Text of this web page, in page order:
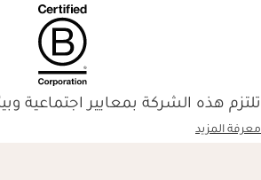
تلتزم هذه الشركة بمعايير اجتماعية
معرفة المزيد